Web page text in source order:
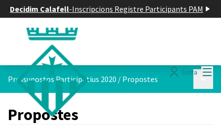
Decidim Calafell-Inscripcions Registre Participants PAM
Entra
Pressupostos Participatius 2020 / Propostes
Propostes